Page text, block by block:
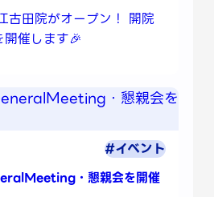
古田院がオープン！ 開院
催します🎉
#イベント
・懇親会を開催